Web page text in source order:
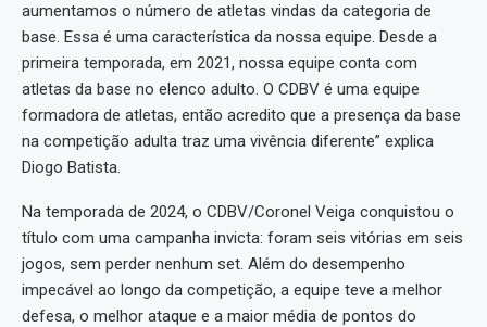
aumentamos o número de atletas vindas da categoria de
base. Essa é uma característica da nossa equipe. Desde a
primeira temporada, em 2021, nossa equipe conta com
atletas da base no elenco adulto. O CDBV é uma equipe
formadora de atletas, então acredito que a presença da base
na competição adulta traz uma vivência diferente” explica
Diogo Batista.
Na temporada de 2024, o CDBV/Coronel Veiga conquistou o
título com uma campanha invicta: foram seis vitórias em seis
jogos, sem perder nenhum set. Além do desempenho
impecável ao longo da competição, a equipe teve a melhor
defesa, o melhor ataque e a maior média de pontos do